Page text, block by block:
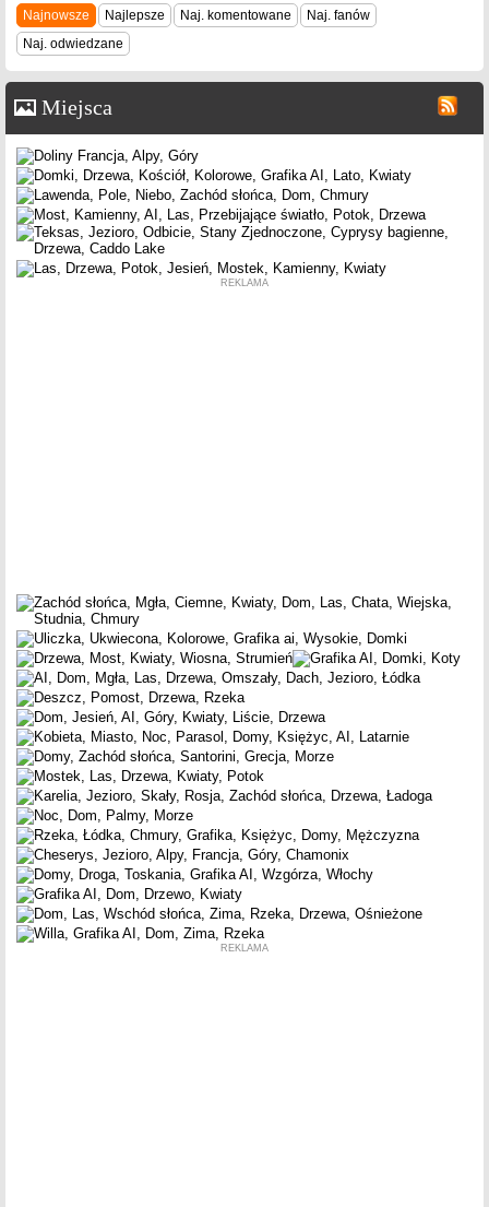
Najnowsze Najlepsze Naj. komentowane
Naj. fanów
Naj. odwiedzane
Miejsca
REKLAMA
REKLAMA